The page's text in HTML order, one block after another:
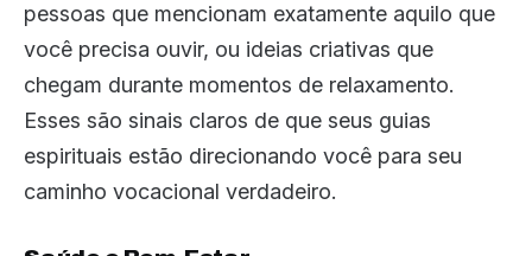
pessoas que mencionam exatamente aquilo que
você precisa ouvir, ou ideias criativas que
chegam durante momentos de relaxamento.
Esses são sinais claros de que seus guias
espirituais estão direcionando você para seu
caminho vocacional verdadeiro.